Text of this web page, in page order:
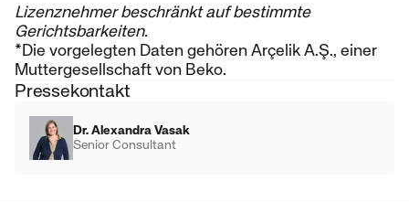
Lizenznehmer beschränkt auf bestimmte
Gerichtsbarkeiten.
*Die vorgelegten Daten gehören Arçelik A.Ş., einer
Muttergesellschaft von Beko.
Pressekontakt
Dr. Alexandra Vasak
Senior Consultant